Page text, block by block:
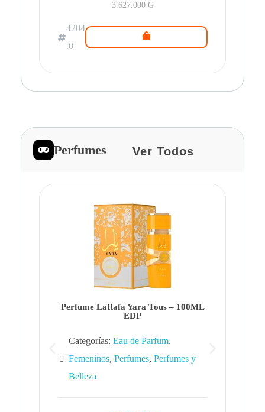
3.627.000 ₲
4204
.0
Perfumes Ver Todos
Perfume Lattafa Yara Tous – 100ML
EDP
Categorías: Eau de Parfum,
Femeninos, Perfumes, Perfumes y
Belleza